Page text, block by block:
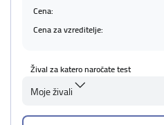
Cena:
Cena za vzreditelje:
Žival za katero naročate test
Moje živali